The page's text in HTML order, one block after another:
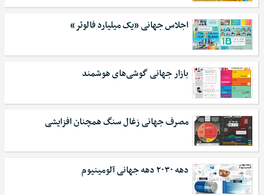
اجلاس جهانی «یک میلیارد فالوئر»
بازار جهانی گوشی‌های هوشمند
مصرف جهانی زغال سنگ همچنان افزایشی
دهه ۲۰۳۰ دهه جهانی آلومینیوم